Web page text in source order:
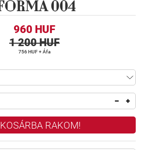
004
960 HUF
1 200 HUF
756 HUF + Áfa
KOSÁRBA RAKOM!